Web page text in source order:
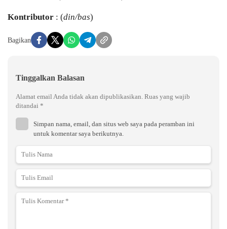
Kontributor : (din/bas)
Bagikan
Tinggalkan Balasan
Alamat email Anda tidak akan dipublikasikan. Ruas yang wajib
ditandai *
Simpan nama, email, dan situs web saya pada peramban ini
untuk komentar saya berikutnya.